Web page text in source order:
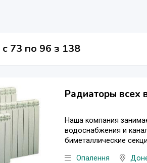
c 73 по 96 з 138
Радиаторы всех
Наша компания
водоснабжения и
биметаллические
Опалення